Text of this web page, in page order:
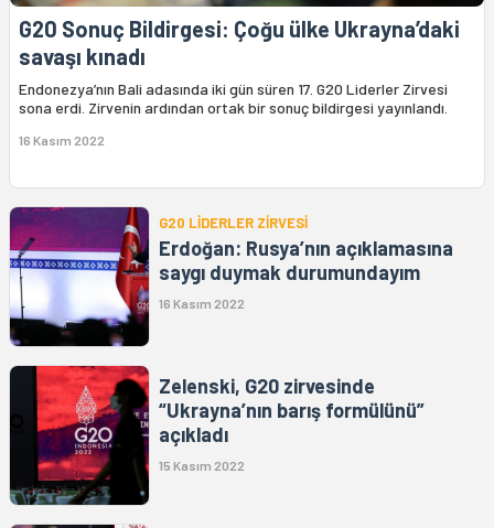
G20 Sonuç Bildirgesi: Çoğu ülke Ukrayna’daki
savaşı kınadı
Endonezya’nın Bali adasında iki gün süren 17. G20 Liderler Zirvesi
sona erdi. Zirvenin ardından ortak bir sonuç bildirgesi yayınlandı.
16 Kasım 2022
G20 LİDERLER ZİRVESİ
Erdoğan: Rusya’nın açıklamasına
saygı duymak durumundayım
16 Kasım 2022
Zelenski, G20 zirvesinde
“Ukrayna’nın barış formülünü”
açıkladı
15 Kasım 2022